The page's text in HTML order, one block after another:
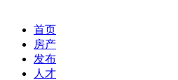
首页
房产
发布
人才